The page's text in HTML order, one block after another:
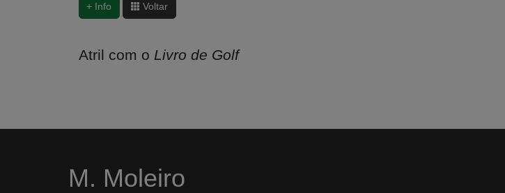
+ Info Voltar
Atril com o Livro de Golf
M. Moleiro